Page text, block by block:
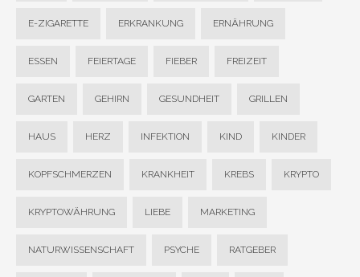
E-ZIGARETTE ERKRANKUNG ERNÄHRUNG
ESSEN FEIERTAGE FIEBER FREIZEIT
GARTEN GEHIRN GESUNDHEIT GRILLEN
HAUS HERZ INFEKTION KIND KINDER
KOPFSCHMERZEN KRANKHEIT KREBS KRYPTO
KRYPTOWÄHRUNG LIEBE MARKETING
NATURWISSENSCHAFT PSYCHE RATGEBER